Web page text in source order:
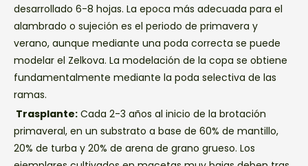
desarrollado 6-8 hojas. La epoca más adecuada para el
alambrado o sujeción es el periodo de primavera y
verano, aunque mediante una poda correcta se puede
modelar el Zelkova. La modelación de la copa se obtiene
fundamentalmente mediante la poda selectiva de las
ramas.
Trasplante: Cada 2-3 años al inicio de la brotación
primaveral, en un substrato a base de 60% de mantillo,
20% de turba y 20% de arena de grano grueso. Los